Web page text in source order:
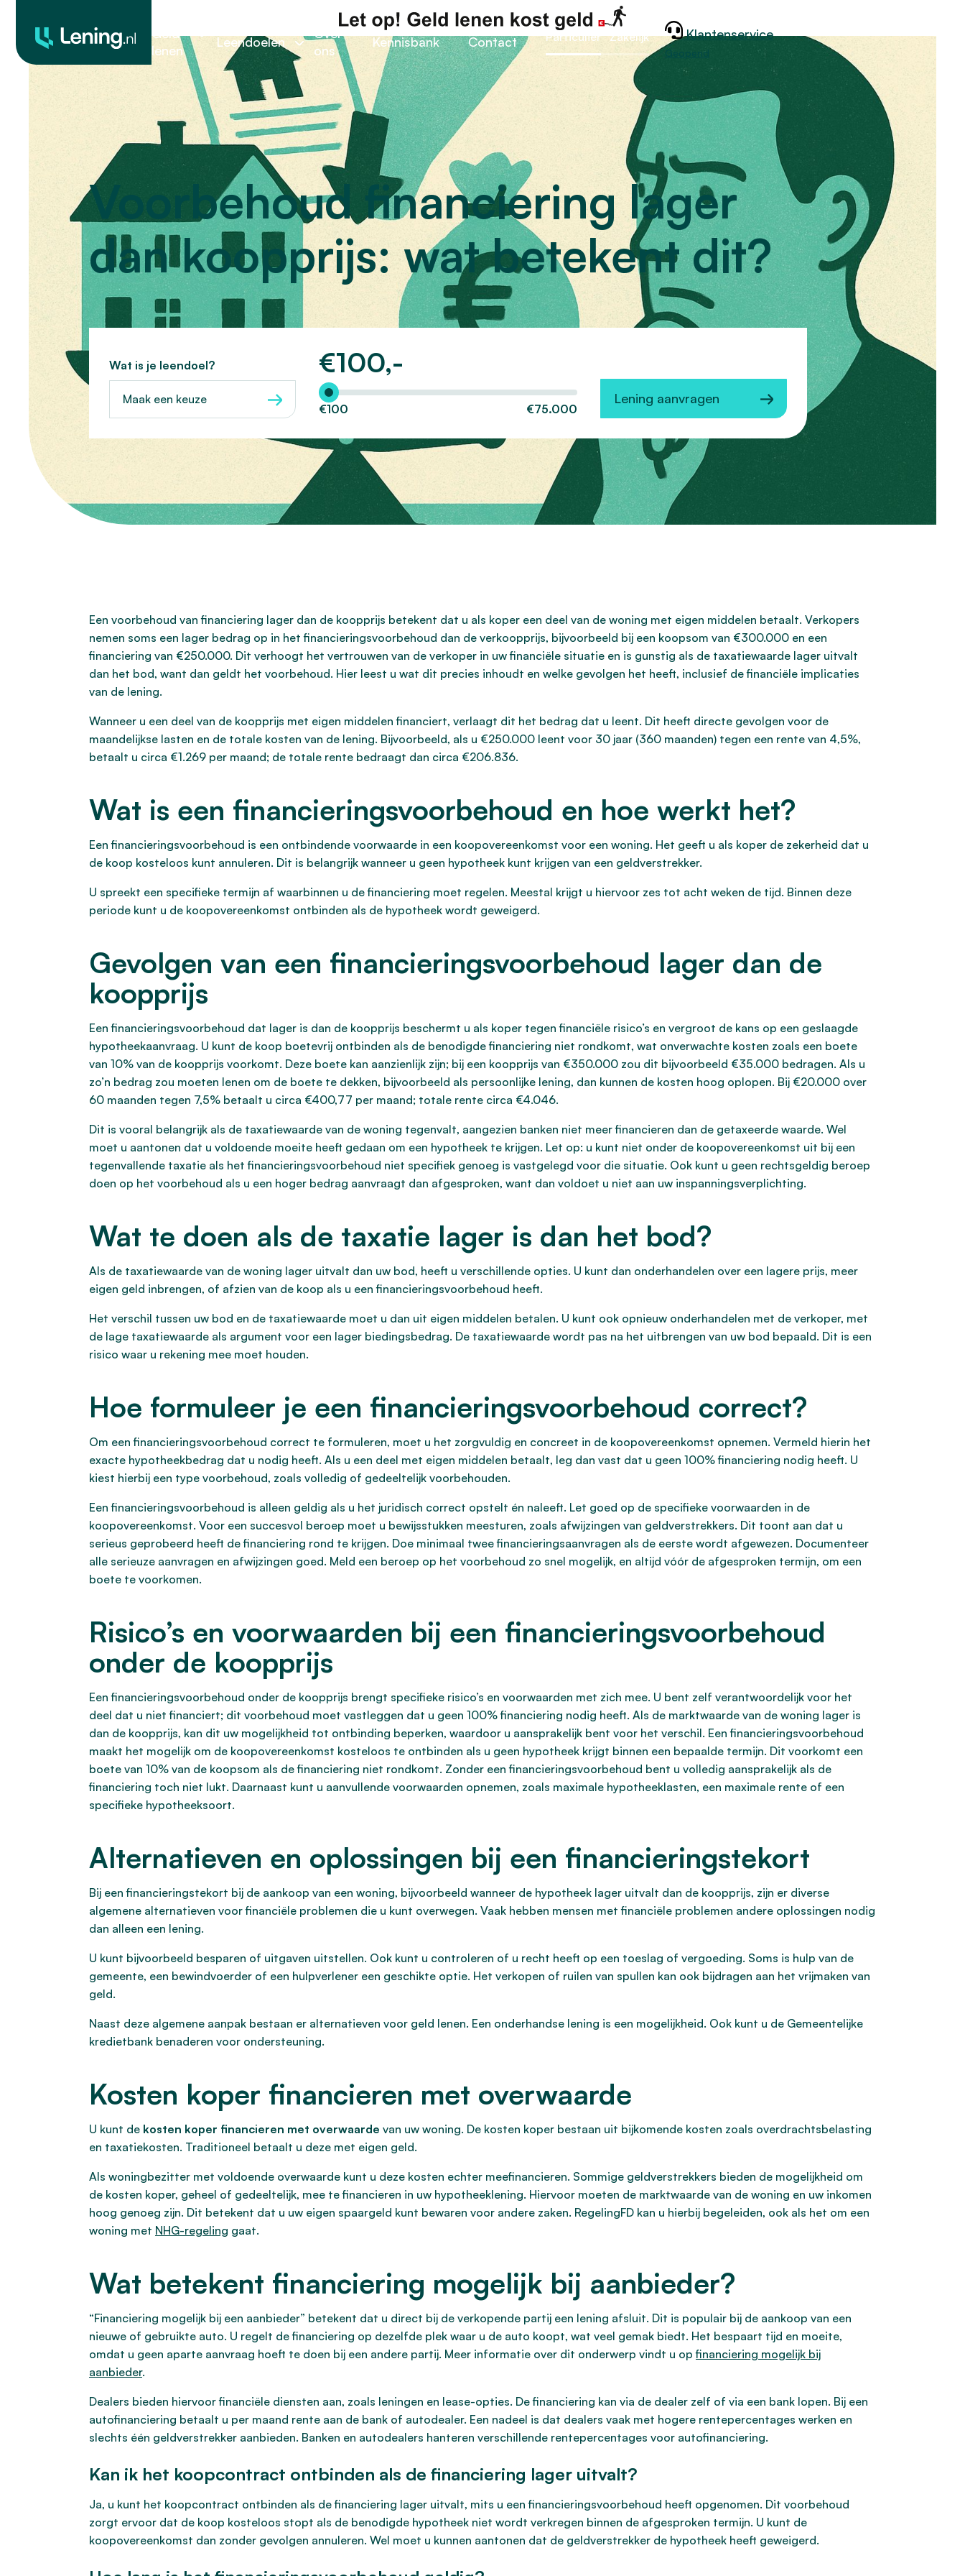
Geld
lenen
Leendoelen
Over
ons
Kennisbank Contact Particulier Zakelijk Klantenservice
Geopend
Voorbehoud financiering lager
dan koopprijs: wat betekent dit?
Wat is je leendoel?
Maak een keuze
€100,-
Hoeveel wilt u lenen?
€100 €75.000
Lening aanvragen
Een voorbehoud van financiering lager dan de koopprijs betekent dat u als koper een deel van de woning met eigen middelen betaalt. Verkopers
nemen soms een lager bedrag op in het financieringsvoorbehoud dan de verkoopprijs, bijvoorbeeld bij een koopsom van €300.000 en een
financiering van €250.000. Dit verhoogt het vertrouwen van de verkoper in uw financiële situatie en is gunstig als de taxatiewaarde lager uitvalt
dan het bod, want dan geldt het voorbehoud. Hier leest u wat dit precies inhoudt en welke gevolgen het heeft, inclusief de financiële implicaties
van de lening.
Wanneer u een deel van de koopprijs met eigen middelen financiert, verlaagt dit het bedrag dat u leent. Dit heeft directe gevolgen voor de
maandelijkse lasten en de totale kosten van de lening. Bijvoorbeeld, als u €250.000 leent voor 30 jaar (360 maanden) tegen een rente van 4,5%,
betaalt u circa €1.269 per maand; de totale rente bedraagt dan circa €206.836.
Wat is een financieringsvoorbehoud en hoe werkt het?
Een financieringsvoorbehoud is een ontbindende voorwaarde in een koopovereenkomst voor een woning. Het geeft u als koper de zekerheid dat u
de koop kosteloos kunt annuleren. Dit is belangrijk wanneer u geen hypotheek kunt krijgen van een geldverstrekker.
U spreekt een specifieke termijn af waarbinnen u de financiering moet regelen. Meestal krijgt u hiervoor zes tot acht weken de tijd. Binnen deze
periode kunt u de koopovereenkomst ontbinden als de hypotheek wordt geweigerd.
Gevolgen van een financieringsvoorbehoud lager dan de
koopprijs
Een financieringsvoorbehoud dat lager is dan de koopprijs beschermt u als koper tegen financiële risico’s en vergroot de kans op een geslaagde
hypotheekaanvraag. U kunt de koop boetevrij ontbinden als de benodigde financiering niet rondkomt, wat onverwachte kosten zoals een boete
van 10% van de koopprijs voorkomt. Deze boete kan aanzienlijk zijn; bij een koopprijs van €350.000 zou dit bijvoorbeeld €35.000 bedragen. Als u
zo’n bedrag zou moeten lenen om de boete te dekken, bijvoorbeeld als persoonlijke lening, dan kunnen de kosten hoog oplopen. Bij €20.000 over
60 maanden tegen 7,5% betaalt u circa €400,77 per maand; totale rente circa €4.046.
Dit is vooral belangrijk als de taxatiewaarde van de woning tegenvalt, aangezien banken niet meer financieren dan de getaxeerde waarde. Wel
moet u aantonen dat u voldoende moeite heeft gedaan om een hypotheek te krijgen. Let op: u kunt niet onder de koopovereenkomst uit bij een
tegenvallende taxatie als het financieringsvoorbehoud niet specifiek genoeg is vastgelegd voor die situatie. Ook kunt u geen rechtsgeldig beroep
doen op het voorbehoud als u een hoger bedrag aanvraagt dan afgesproken, want dan voldoet u niet aan uw inspanningsverplichting.
Wat te doen als de taxatie lager is dan het bod?
Als de taxatiewaarde van de woning lager uitvalt dan uw bod, heeft u verschillende opties. U kunt dan onderhandelen over een lagere prijs, meer
eigen geld inbrengen, of afzien van de koop als u een financieringsvoorbehoud heeft.
Het verschil tussen uw bod en de taxatiewaarde moet u dan uit eigen middelen betalen. U kunt ook opnieuw onderhandelen met de verkoper, met
de lage taxatiewaarde als argument voor een lager biedingsbedrag. De taxatiewaarde wordt pas na het uitbrengen van uw bod bepaald. Dit is een
risico waar u rekening mee moet houden.
Hoe formuleer je een financieringsvoorbehoud correct?
Om een financieringsvoorbehoud correct te formuleren, moet u het zorgvuldig en concreet in de koopovereenkomst opnemen. Vermeld hierin het
exacte hypotheekbedrag dat u nodig heeft. Als u een deel met eigen middelen betaalt, leg dan vast dat u geen 100% financiering nodig heeft. U
kiest hierbij een type voorbehoud, zoals volledig of gedeeltelijk voorbehouden.
Een financieringsvoorbehoud is alleen geldig als u het juridisch correct opstelt én naleeft. Let goed op de specifieke voorwaarden in de
koopovereenkomst. Voor een succesvol beroep moet u bewijsstukken meesturen, zoals afwijzingen van geldverstrekkers. Dit toont aan dat u
serieus geprobeerd heeft de financiering rond te krijgen. Doe minimaal twee financieringsaanvragen als de eerste wordt afgewezen. Documenteer
alle serieuze aanvragen en afwijzingen goed. Meld een beroep op het voorbehoud zo snel mogelijk, en altijd vóór de afgesproken termijn, om een
boete te voorkomen.
Risico’s en voorwaarden bij een financieringsvoorbehoud
onder de koopprijs
Een financieringsvoorbehoud onder de koopprijs brengt specifieke risico’s en voorwaarden met zich mee. U bent zelf verantwoordelijk voor het
deel dat u niet financiert; dit voorbehoud moet vastleggen dat u geen 100% financiering nodig heeft. Als de marktwaarde van de woning lager is
dan de koopprijs, kan dit uw mogelijkheid tot ontbinding beperken, waardoor u aansprakelijk bent voor het verschil. Een financieringsvoorbehoud
maakt het mogelijk om de koopovereenkomst kosteloos te ontbinden als u geen hypotheek krijgt binnen een bepaalde termijn. Dit voorkomt een
boete van 10% van de koopsom als de financiering niet rondkomt. Zonder een financieringsvoorbehoud bent u volledig aansprakelijk als de
financiering toch niet lukt. Daarnaast kunt u aanvullende voorwaarden opnemen, zoals maximale hypotheeklasten, een maximale rente of een
specifieke hypotheeksoort.
Alternatieven en oplossingen bij een financieringstekort
Bij een financieringstekort bij de aankoop van een woning, bijvoorbeeld wanneer de hypotheek lager uitvalt dan de koopprijs, zijn er diverse
algemene alternatieven voor financiële problemen die u kunt overwegen. Vaak hebben mensen met financiële problemen andere oplossingen nodig
dan alleen een lening.
U kunt bijvoorbeeld besparen of uitgaven uitstellen. Ook kunt u controleren of u recht heeft op een toeslag of vergoeding. Soms is hulp van de
gemeente, een bewindvoerder of een hulpverlener een geschikte optie. Het verkopen of ruilen van spullen kan ook bijdragen aan het vrijmaken van
geld.
Naast deze algemene aanpak bestaan er alternatieven voor geld lenen. Een onderhandse lening is een mogelijkheid. Ook kunt u de Gemeentelijke
kredietbank benaderen voor ondersteuning.
Kosten koper financieren met overwaarde
U kunt de kosten koper financieren met overwaarde van uw woning. De kosten koper bestaan uit bijkomende kosten zoals overdrachtsbelasting
en taxatiekosten. Traditioneel betaalt u deze met eigen geld.
Als woningbezitter met voldoende overwaarde kunt u deze kosten echter meefinancieren. Sommige geldverstrekkers bieden de mogelijkheid om
de kosten koper, geheel of gedeeltelijk, mee te financieren in uw hypotheeklening. Hiervoor moeten de marktwaarde van de woning en uw inkomen
hoog genoeg zijn. Dit betekent dat u uw eigen spaargeld kunt bewaren voor andere zaken. RegelingFD kan u hierbij begeleiden, ook als het om een
woning met NHG-regeling gaat.
Wat betekent financiering mogelijk bij aanbieder?
“Financiering mogelijk bij een aanbieder” betekent dat u direct bij de verkopende partij een lening afsluit. Dit is populair bij de aankoop van een
nieuwe of gebruikte auto. U regelt de financiering op dezelfde plek waar u de auto koopt, wat veel gemak biedt. Het bespaart tijd en moeite,
omdat u geen aparte aanvraag hoeft te doen bij een andere partij. Meer informatie over dit onderwerp vindt u opfinanciering mogelijk bij
aanbieder.
Dealers bieden hiervoor financiële diensten aan, zoals leningen en lease-opties. De financiering kan via de dealer zelf of via een bank lopen. Bij een
autofinanciering betaalt u per maand rente aan de bank of autodealer. Een nadeel is dat dealers vaak met hogere rentepercentages werken en
slechts één geldverstrekker aanbieden. Banken en autodealers hanteren verschillende rentepercentages voor autofinanciering.
Kan ik het koopcontract ontbinden als de financiering lager uitvalt?
Ja, u kunt het koopcontract ontbinden als de financiering lager uitvalt, mits u een financieringsvoorbehoud heeft opgenomen. Dit voorbehoud
zorgt ervoor dat de koop kosteloos stopt als de benodigde hypotheek niet wordt verkregen binnen de afgesproken termijn. U kunt de
koopovereenkomst dan zonder gevolgen annuleren. Wel moet u kunnen aantonen dat de geldverstrekker de hypotheek heeft geweigerd.